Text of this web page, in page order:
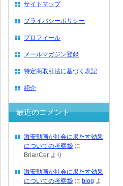
サイトマップ
プライバシーポリシー
プロフィール
メールマガジン登録
特定商取引法に基づく表記
紹介
最近のコメント
激安動画が社会に果たす効果
についての考察⑬ に
BrianCer より
激安動画が社会に果たす効果
についての考察⑬ に blog よ